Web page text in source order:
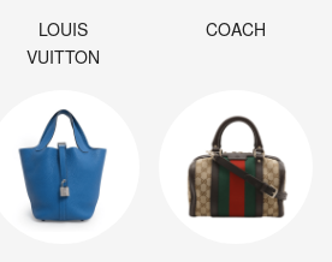
LOUIS
VUITTON
COACH